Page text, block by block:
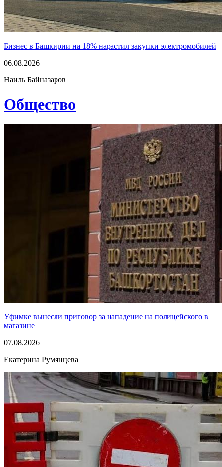
Бизнес в Башкирии на 18% нарастил закупки электромобилей
06.08.2026
Наиль Байназаров
Общество
Уфимке вынесли приговор за нападение на полицейского в
магазине
07.08.2026
Екатерина Румянцева